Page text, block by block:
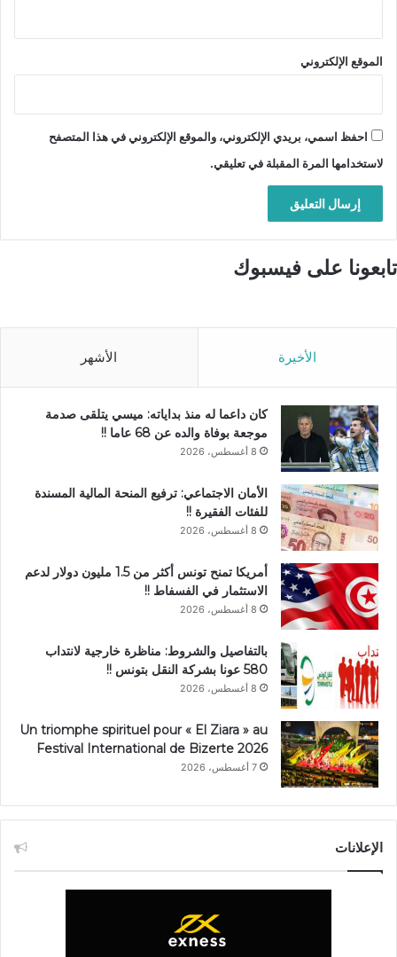
الموقع الإلكتروني
احفظ اسمي، بريدي الإلكتروني، والموقع الإلكتروني في هذا المتصفح
لاستخدامها المرة المقبلة في تعليقي.
تابعونا على فيسبوك
الأخيرة الأشهر
كان داعما له منذ بداياته: ميسي يتلقى صدمة
موجعة بوفاة والده عن 68 عاما !!
8 أغسطس، 2026
الأمان الاجتماعي: ترفيع المنحة المالية المسندة
للفئات الفقيرة !!
8 أغسطس، 2026
أمريكا تمنح تونس أكثر من 1.5 مليون دولار لدعم
الاستثمار في الفسفاط !!
8 أغسطس، 2026
بالتفاصيل والشروط: مناظرة خارجية لانتداب
580 عونا بشركة النقل بتونس !!
8 أغسطس، 2026
Un triomphe spirituel pour « El Ziara » au
Festival International de Bizerte 2026
7 أغسطس، 2026
الإعلانات